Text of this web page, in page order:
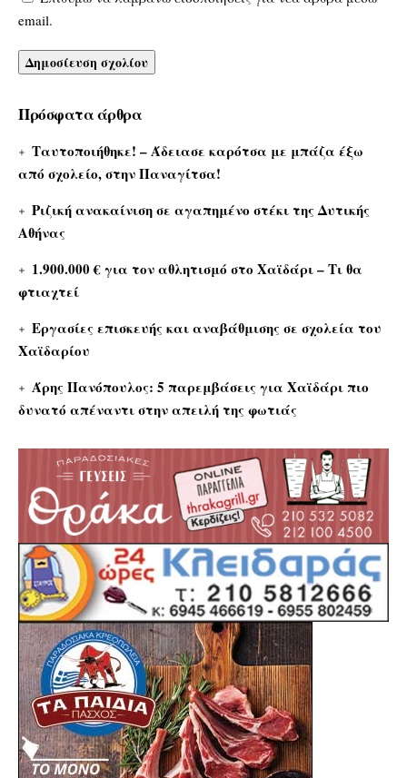
email.
Πρόσφατα άρθρα
Ταυτοποιήθηκε! – Άδειασε καρότσα με μπάζα έξω
από σχολείο, στην Παναγίτσα!
Ριζική ανακαίνιση σε αγαπημένο στέκι της Δυτικής
Αθήνας
1.900.000 € για τον αθλητισμό στο Χαϊδάρι – Τι θα
φτιαχτεί
Εργασίες επισκευής και αναβάθμισης σε σχολεία του
Χαϊδαρίου
Άρης Πανόπουλος: 5 παρεμβάσεις για Χαϊδάρι πιο
δυνατό απέναντι στην απειλή της φωτιάς